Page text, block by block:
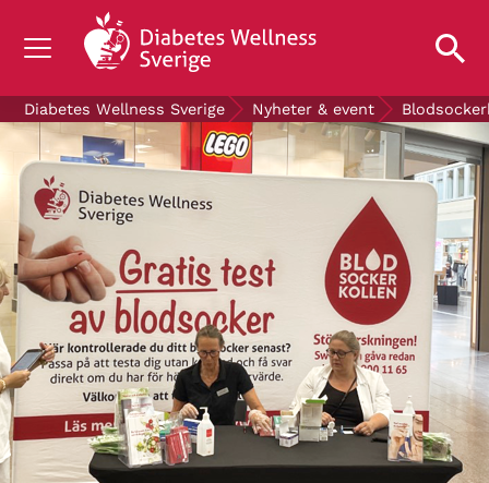
OM DIABETES
STÖD OSS
FORSKNING
NYHETER & EVENT
OM OSS
GRATIS DIABETESPRODUKTER
Blodsockerkollen
Diabetes Wellness Sverige Nyheter & event